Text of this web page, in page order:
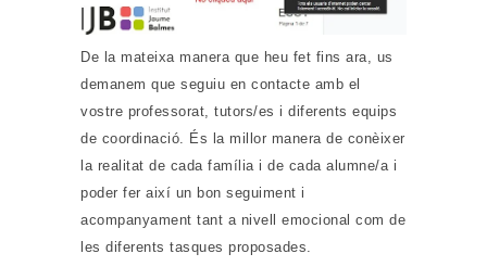
De la mateixa manera que heu fet fins ara, us
demanem que seguiu en contacte amb el
vostre professorat, tutors/es i diferents equips
de coordinació. És la millor manera de conèixer
la realitat de cada família i de cada alumne/a i
poder fer així un bon seguiment i
acompanyament tant a nivell emocional com de
les diferents tasques proposades.